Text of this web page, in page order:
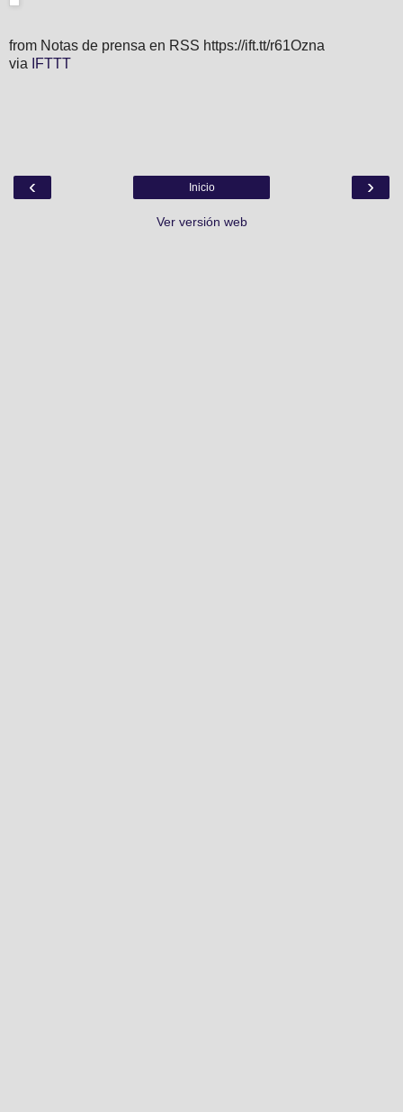
from Notas de prensa en RSS https://ift.tt/r61Ozna
via
IFTTT
‹ ›
Inicio
Ver versión web